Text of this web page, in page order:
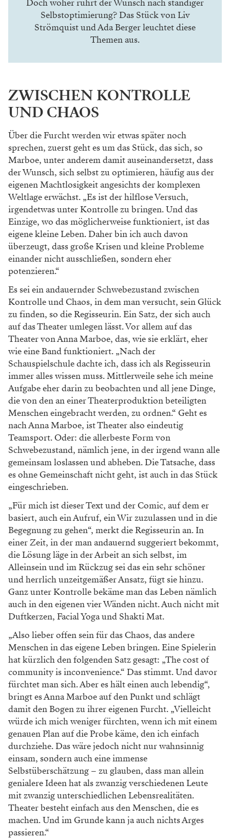
Doch woher rührt der Wunsch nach ständiger
Selbstoptimierung? Das Stück von Liv
Strömquist und Ada Berger leuchtet diese
Themen aus.
ZWISCHEN KONTROLLE
UND CHAOS
Über die Furcht werden wir etwas später noch
sprechen, zuerst geht es um das Stück, das sich, so
Marboe, unter anderem damit auseinandersetzt, dass
der Wunsch, sich selbst zu optimieren, häufig aus der
eigenen Machtlosigkeit angesichtsder komplexen
Weltlage erwächst. „Es ist derhilflose Versuch,
irgendetwas unter Kontrolle zubringen. Und das
Einzige, wo das möglicherweisefunktioniert, ist das
eigene kleine Leben. Daherbin ich auch davon
überzeugt, dass große Krisenund kleine Probleme
einander nicht ausschließen, sondern eher
potenzieren.“
Es sei ein andauernder Schwebezustand zwischen
Kontrolle und Chaos, in dem man versucht, sein Glück
zu finden, so die Regisseurin. Ein Satz, der sich auch
auf das Theater umlegen lässt.Vor allem auf das
Theater von Anna Marboe, das, wie sie erklärt, eher
wie eine Band funktioniert. „Nach der
Schauspielschule dachte ich, dass ich als Regisseurin
immer alles wissen muss. Mittlerweile sehe ich meine
Aufgabe eher darin zu beobachten und all jene Dinge,
die von den an einer Theaterproduktion beteiligten
Menschen eingebracht werden, zu ordnen.“ Geht es
nach Anna Marboe, ist Theater also eindeutig
Teamsport. Oder: die allerbeste Formvon
Schwebezustand, nämlich jene, in der irgendwann alle
gemeinsam loslassen und abheben. DieTatsache, dass
es ohne Gemeinschaft nicht geht, ist auch in das Stück
eingeschrieben.
„Für michist dieser Text und der Comic, auf dem er
basiert, auch ein Aufruf, ein Wir zuzulassen und in die
Begegnung zu gehen“, merkt die Regisseurin an.In
einer Zeit, in der man andauernd suggeriertbekommt,
die Lösung läge in der Arbeit an sich selbst, im
Alleinsein und im Rückzug sei das ein sehr schöner
und herrlich unzeitgemäßer Ansatz, fügt sie hinzu.
Ganz unter Kontrolle bekämeman das Leben nämlich
auch in den eigenenvier Wänden nicht. Auch nicht mit
Duftkerzen, Facial Yoga und Shakti Mat.
„Also lieber offen sein für das Chaos, dasandere
Menschen in das eigene Leben bringen.Eine Spielerin
hat kürzlich den folgenden Satzgesagt: „The cost of
community is inconvenience.“ Das stimmt. Und davor
fürchtet man sich.Aber es hält einen auch lebendig“,
bringt esAnna Marboe auf den Punkt und schlägt
damitden Bogen zu ihrer eigenen Furcht. „Vielleicht
würde ich mich weniger fürchten, wenn ich miteinem
genauen Plan auf die Probe käme, denich einfach
durchziehe. Das wäre jedoch nichtnur wahnsinnig
einsam, sondern auch eine immense
Selbstüberschätzung – zu glauben, dassman allein
genialere Ideen hat als zwanzig verschiedenen Leute
mit zwanzig unterschiedlichenLebensrealitäten.
Theater besteht einfach ausden Menschen, die es
machen. Und im Grundekann ja auch nichts Arges
passieren.“